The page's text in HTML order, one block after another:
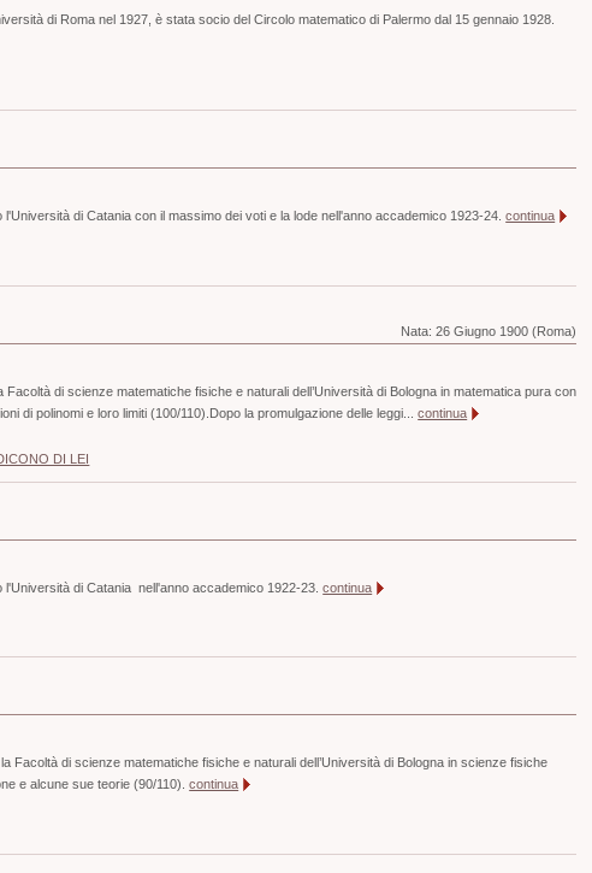
di Roma nel 1927, è stata socio del Circolo matematico di Palermo dal 15 gennaio 1928.
di Catania con il massimo dei voti e la lode nell'anno accademico 1923-24.continua
Nata:26 Giugno 1900 (Roma)
di scienze matematiche fisiche e naturali dell’Università di Bologna in matematica pura con
di polinomi e loro limiti (100/110).Dopo la promulgazione delle leggi...continua
DI LEI
l'Università di Catania nell'anno accademico 1922-23.continua
Facoltà di scienze matematiche fisiche e naturali dell’Università di Bologna in scienze fisiche
e alcune sue teorie (90/110).continua